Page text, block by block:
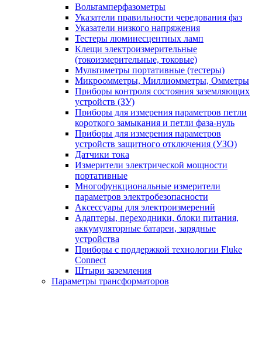
Вольтамперфазометры
Указатели правильности чередования фаз
Указатели низкого напряжения
Тестеры люминесцентных ламп
Клещи электроизмерительные
(токоизмерительные, токовые)
Мультиметры портативные (тестеры)
Микроомметры, Миллиомметры, Омметры
Приборы контроля состояния заземляющих
устройств (ЗУ)
Приборы для измерения параметров петли
короткого замыкания и петли фаза-нуль
Приборы для измерения параметров
устройств защитного отключения (УЗО)
Датчики тока
Измерители электрической мощности
портативные
Многофункциональные измерители
параметров электробезопасности
Аксессуары для электроизмерений
Адаптеры, переходники, блоки питания,
аккумуляторные батареи, зарядные
устройства
Приборы с поддержкой технологии Fluke
Connect
Штыри заземления
Параметры трансформаторов